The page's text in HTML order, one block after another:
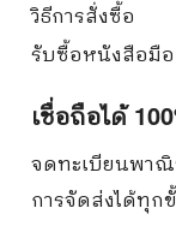
วิธีการสั่งซื้อ
รับซื้อหนังสือมื
เชื่อถือได้
จดทะเบียนพา
การจัดส่งได้ทุก